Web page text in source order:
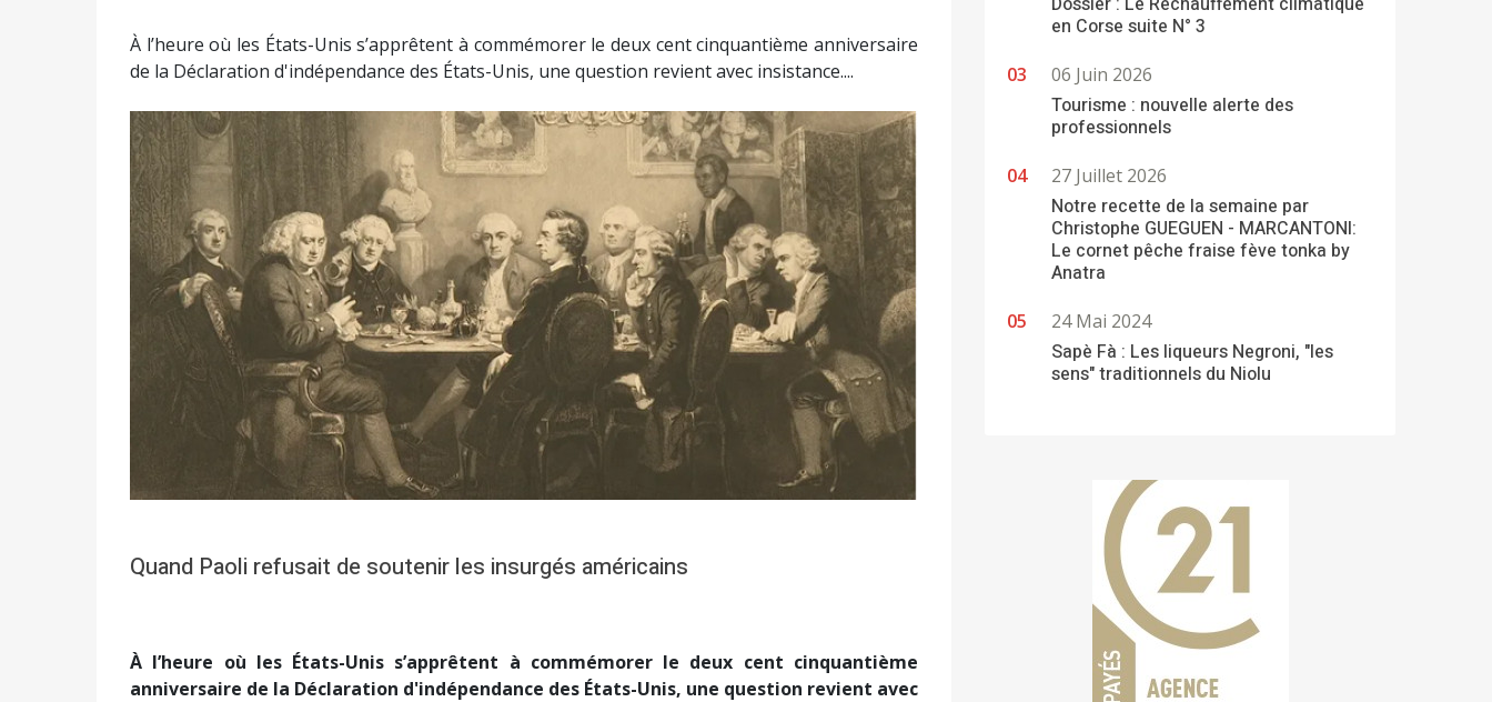
À l’heure où les États-Unis s’apprêtent à commémorer le deux cent cinquantième anniversaire
de la Déclaration d'indépendance des États-Unis, une question revient avec insistance....
Quand Paoli refusait de soutenir les insurgés américains
À l’heure où les États-Unis s’apprêtent à commémorer le deux cent cinquantième
anniversaire de la Déclaration d'indépendance des États-Unis, une question revient avec
en Corse suite N° 3
06 Juin 2026
Tourisme : nouvelle alerte des
professionnels
27 Juillet 2026
Notre recette de la semaine par
Christophe GUEGUEN - MARCANTONI:
Le cornet pêche fraise fève tonka by
Anatra
24 Mai 2024
Sapè Fà : Les liqueurs Negroni, "les
sens" traditionnels du Niolu